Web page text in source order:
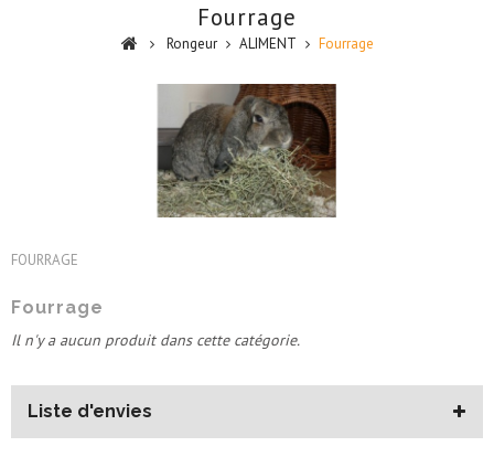
Fourrage
Rongeur ALIMENT Fourrage
FOURRAGE
Fourrage
Il n'y a aucun produit dans cette catégorie.
Liste d'envies